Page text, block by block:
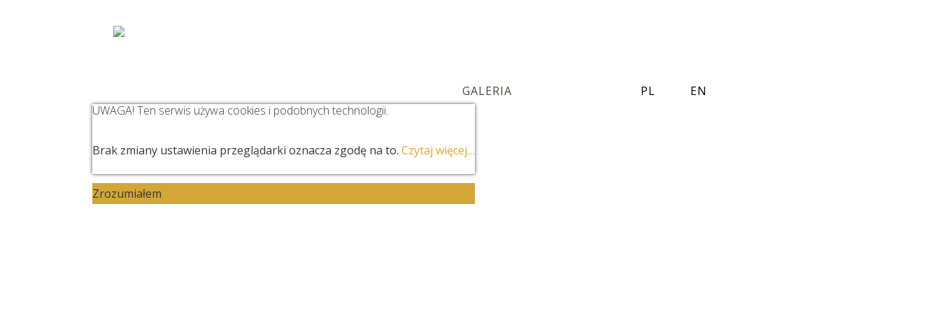
UWAGA! Ten serwis używa cookies i podobnych technologii.
Brak zmiany ustawienia przeglądarki oznacza zgodę na to. Czytaj więcej…
Zrozumiałem
GALERIA PL EN